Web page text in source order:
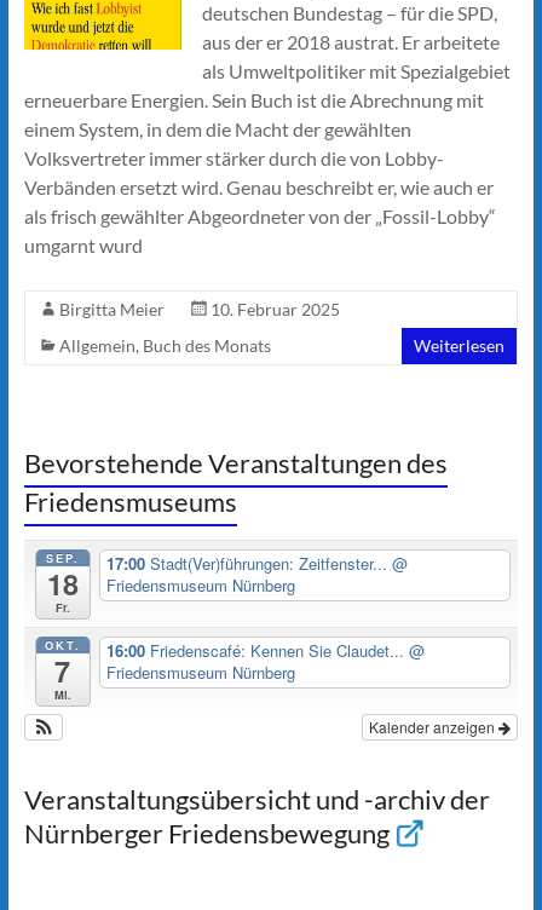
deutschen Bundestag – für die SPD,
aus der er 2018 austrat. Er arbeitete
als Umweltpolitiker mit Spezialgebiet
erneuerbare Energien. Sein Buch ist die Abrechnung mit
einem System, in dem die Macht der gewählten
Volksvertreter immer stärker durch die von Lobby-
Verbänden ersetzt wird. Genau beschreibt er, wie auch er
als frisch gewählter Abgeordneter von der „Fossil-Lobby“
umgarnt wurd
Birgitta Meier
10. Februar 2025
Allgemein, Buch des Monats Weiterlesen
Bevorstehende Veranstaltungen des
Friedensmuseums
SEP.
18
Fr.
17:00Stadt(Ver)führungen: Zeitfenster...@
Friedensmuseum Nürnberg
OKT.
7
Mi.
16:00 Friedenscafé: Kennen Sie Claudet...@
Friedensmuseum Nürnberg
Kalender anzeigen
Veranstaltungsübersicht und -archiv der
Nürnberger Friedensbewegung